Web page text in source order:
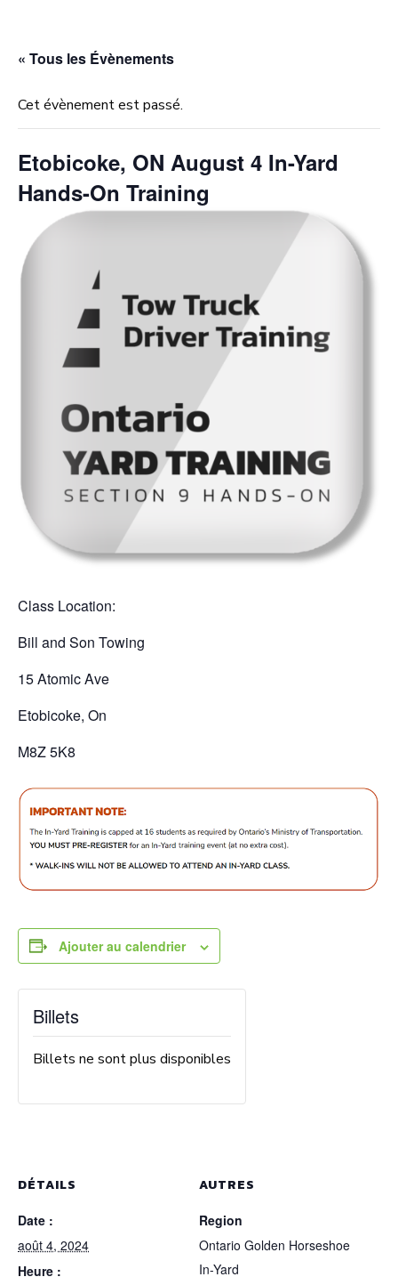
« Tous les Évènements
Cet évènement est passé.
Etobicoke, ON August 4 In-Yard
Hands-On Training
Class Location:
Bill and Son Towing
15 Atomic Ave
Etobicoke, On
M8Z 5K8
Ajouter au calendrier
DÉTAILS
Date :
août 4, 2024
Heure :
AUTRES
Region
Ontario Golden Horseshoe
In-Yard
Billets
Billets ne sont plus disponibles